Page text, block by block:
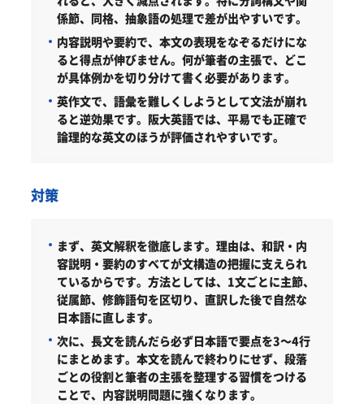
係節、同格、抽象語の処理で差が出やすいです。
内容説明や要約で、本文の表現をなぞるだけにな
ると得点が伸びません。何が筆者の主張で、どこ
が具体例かを切り分けて書く必要があります。
英作文で、語彙を難しくしようとして文法が崩れ
ると逆効果です。阪大英語では、平易でも正確で
論理的な英文のほうが評価されやすいです。
対策
まず、英文解釈を徹底します。理由は、和訳・内
容説明・要約のすべてが文構造の把握に支えられ
ているからです。方法としては、1文ごとに主節、
従属節、修飾語句を区切り、直訳した後で自然な
日本語に直します。
次に、長文を読んだら必ず日本語で要点を3～4行
にまとめます。本文を読んで終わりにせず、段落
ごとの役割と筆者の主張を整理する習慣をつける
ことで、内容説明問題に強くなります。